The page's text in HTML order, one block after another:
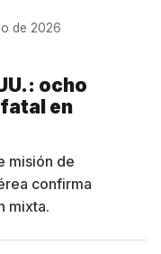
de 2026
ocho
en
misión de
confirma
mixta.